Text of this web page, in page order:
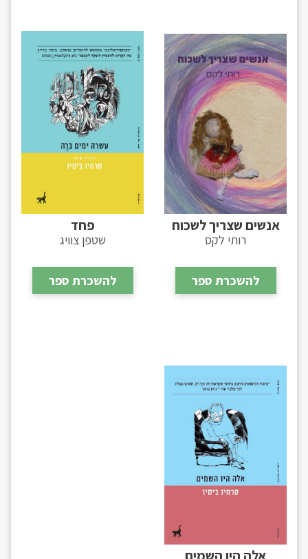
אנשים שצריך לשכוח
רותי לקס
להשכרת ספר
פחד
שטפן צוויג
להשכרת ספר
אלה היו השמים